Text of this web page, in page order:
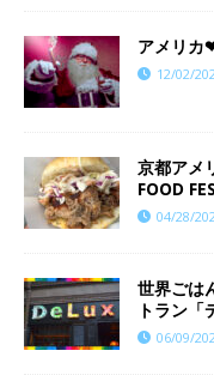
アメリカ
12/02/
京都アメ
FOOD
04/28/
世界ごは
トラン「
06/09/